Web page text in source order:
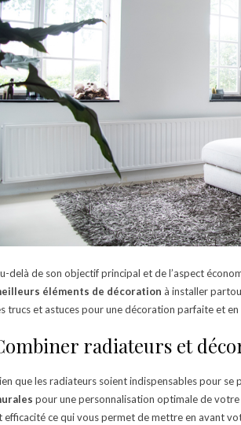
delà de son objectif principal et de l’aspect
éléments de décoration à installer
trucs et astuces pour une décoration parfaite et
radiateurs et
que les radiateurs soient indispensables pour
pour une personnalisation optimale de
efficacité ce qui vous permet de mettre en avant